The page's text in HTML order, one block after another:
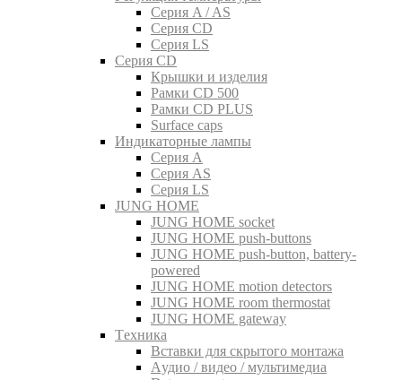
Серия A / AS
Серия CD
Серия LS
Серия CD
Крышки и изделия
Рамки CD 500
Рамки CD PLUS
Surface caps
Индикаторные лампы
Серия A
Серия AS
Серия LS
JUNG HOME
JUNG HOME socket
JUNG HOME push-buttons
JUNG HOME push-button, battery-
powered
JUNG HOME motion detectors
JUNG HOME room thermostat
JUNG HOME gateway
Tехника
Вставки для скрытого монтажа
Aудио / видео / мультимедиа